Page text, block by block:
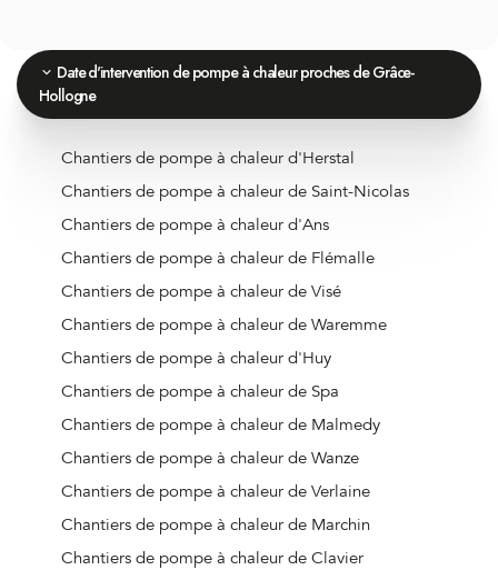
Date d'intervention de pompe à chaleur proches de Grâce-
Hollogne
Chantiers de pompe à chaleur d'Herstal
Chantiers de pompe à chaleur de Saint-Nicolas
Chantiers de pompe à chaleur d'Ans
Chantiers de pompe à chaleur de Flémalle
Chantiers de pompe à chaleur de Visé
Chantiers de pompe à chaleur de Waremme
Chantiers de pompe à chaleur d'Huy
Chantiers de pompe à chaleur de Spa
Chantiers de pompe à chaleur de Malmedy
Chantiers de pompe à chaleur de Wanze
Chantiers de pompe à chaleur de Verlaine
Chantiers de pompe à chaleur de Marchin
Chantiers de pompe à chaleur de Clavier